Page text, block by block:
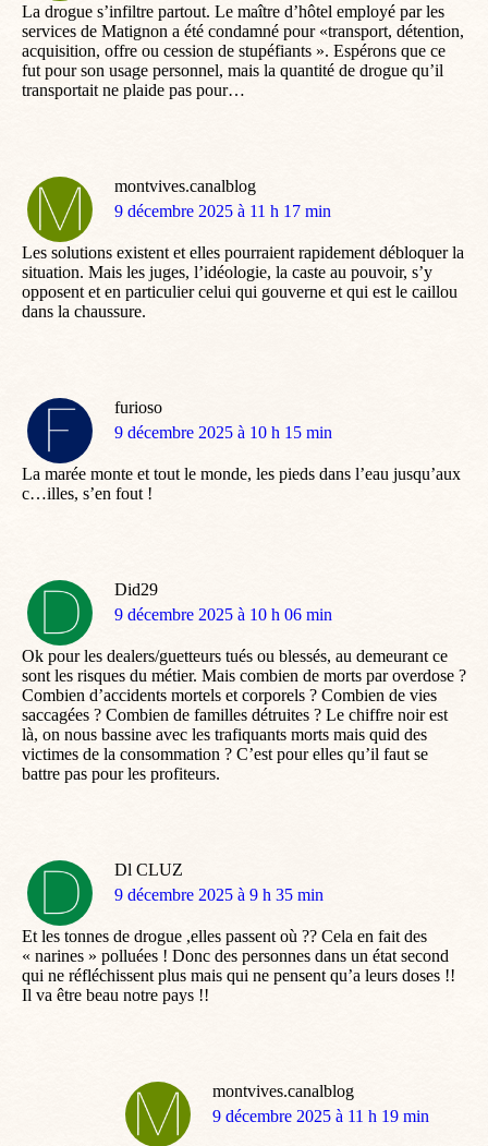
La drogue s’infiltre partout. Le maître d’hôtel employé par les
services de Matignon a été condamné pour «transport, détention,
acquisition, offre ou cession de stupéfiants ». Espérons que ce
fut pour son usage personnel, mais la quantité de drogue qu’il
transportait ne plaide pas pour…
montvives.canalblog
dit
9 décembre 2025 à 11 h 17 min
Les solutions existent et elles pourraient rapidement débloquer la
situation. Mais les juges, l’idéologie, la caste au pouvoir, s’y
opposent et en particulier celui qui gouverne et qui est le caillou
dans la chaussure.
furioso
dit
9 décembre 2025 à 10 h 15 min
La marée monte et tout le monde, les pieds dans l’eau jusqu’aux
c…illes, s’en fout !
Did29
dit
9 décembre 2025 à 10 h 06 min
Ok pour les dealers/guetteurs tués ou blessés, au demeurant ce
sont les risques du métier. Mais combien de morts par overdose ?
Combien d’accidents mortels et corporels ? Combien de vies
saccagées ? Combien de familles détruites ? Le chiffre noir est
là, on nous bassine avec les trafiquants morts mais quid des
victimes de la consommation ? C’est pour elles qu’il faut se
battre pas pour les profiteurs.
Dl CLUZ
dit
9 décembre 2025 à 9 h 35 min
Et les tonnes de drogue ,elles passent où ?? Cela en fait des
« narines » polluées ! Donc des personnes dans un état second
qui ne réfléchissent plus mais qui ne pensent qu’a leurs doses !!
Il va être beau notre pays !!
montvives.canalblog
dit
9 décembre 2025 à 11 h 19 min